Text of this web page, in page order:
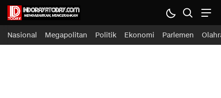
Nasional Megapolitan Politik Ekonomi Parlemen